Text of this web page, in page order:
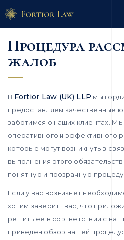
Процедура
жалоб
В Fortior Law (UK) LLP мы
предоставляем качественные
заботимся о наших клиентах.
оперативного и эффективного
которые могут возникнуть в
выполнения этого
понятную и прозрачную
Если у вас возникнет
хотим заверить вас, что
решить ее в соответствии с
приведен обзор нашей